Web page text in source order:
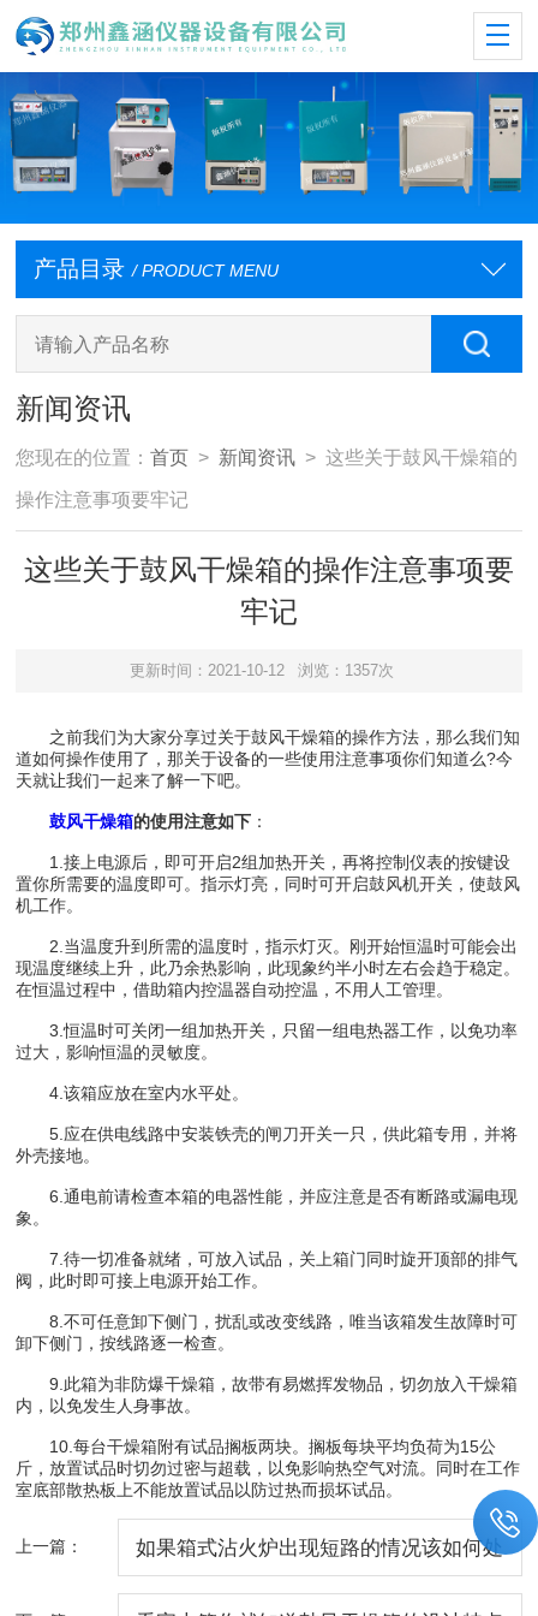
产品目录 / PRODUCT MENU
新闻资讯
您现在的位置：首页 > 新闻资讯 > 这些关于鼓风干燥箱的
操作注意事项要牢记
这些关于鼓风干燥箱的操作注意事项要
牢记
更新时间：2021-10-12 浏览：1357次
之前我们为大家分享过关于鼓风干燥箱的操作方法，那么我们知
道如何操作使用了，那关于设备的一些使用注意事项你们知道么?今
天就让我们一起来了解一下吧。
鼓风干燥箱的使用注意如下 ：
1.接上电源后，即可开启2组加热开关，再将控制仪表的按键设
置你所需要的温度即可。指示灯亮，同时可开启鼓风机开关，使鼓风
机工作。
2.当温度升到所需的温度时，指示灯灭。刚开始恒温时可能会出
现温度继续上升，此乃余热影响，此现象约半小时左右会趋于稳定。
在恒温过程中，借助箱内控温器自动控温，不用人工管理。
3.恒温时可关闭一组加热开关，只留一组电热器工作，以免功率
过大，影响恒温的灵敏度。
4.该箱应放在室内水平处。
5.应在供电线路中安装铁壳的闸刀开关一只，供此箱专用，并将
外壳接地。
6.通电前请检查本箱的电器性能，并应注意是否有断路或漏电现
象。
7.待一切准备就绪，可放入试品，关上箱门同时旋开顶部的排气
阀，此时即可接上电源开始工作。
8.不可任意卸下侧门，扰乱或改变线路，唯当该箱发生故障时可
卸下侧门，按线路逐一检查。
9.此箱为非防爆干燥箱，故带有易燃挥发物品，切勿放入干燥箱
内，以免发生人身事故。
10.每台干燥箱附有试品搁板两块。搁板每块平均负荷为15公
斤，放置试品时切勿过密与超载，以免影响热空气对流。同时在工作
室底部散热板上不能放置试品以防过热而损坏试品。
上一篇： 如果箱式沾火炉出现短路的情况该如何处